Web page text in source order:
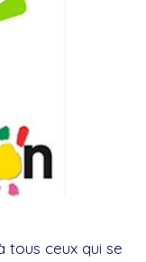
tous ceux qui se